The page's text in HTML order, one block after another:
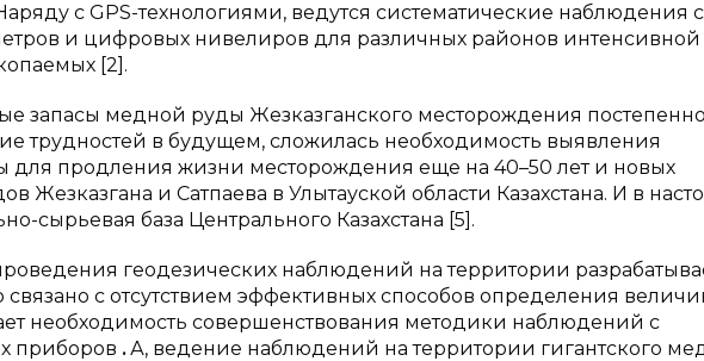
с GPS-технологиями, ведутся систематические наблюдения с
и цифровых нивелиров для различных районов интенсивной
[2].
запасы медной руды Жезказганского месторождения постепенно
трудностей в будущем, сложилась необходимость выявления
для продления жизни месторождения еще на 40–50 лет и новых
Жезказгана и Сатпаева в Улытауской области Казахстана. И в
сырьевая база Центрального Казахстана [5].
геодезических наблюдений на территории
с отсутствием эффективных способов определения
необходимость совершенствования методики наблюдений с
приборов .А, ведение наблюдений на территории гигантского